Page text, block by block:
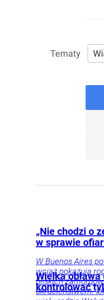
„Nie chodzi o
w sprawie
W Buenos Aires
wciąż pokazują
bliskich
okrucieństwem.
Wielka
kontrolować